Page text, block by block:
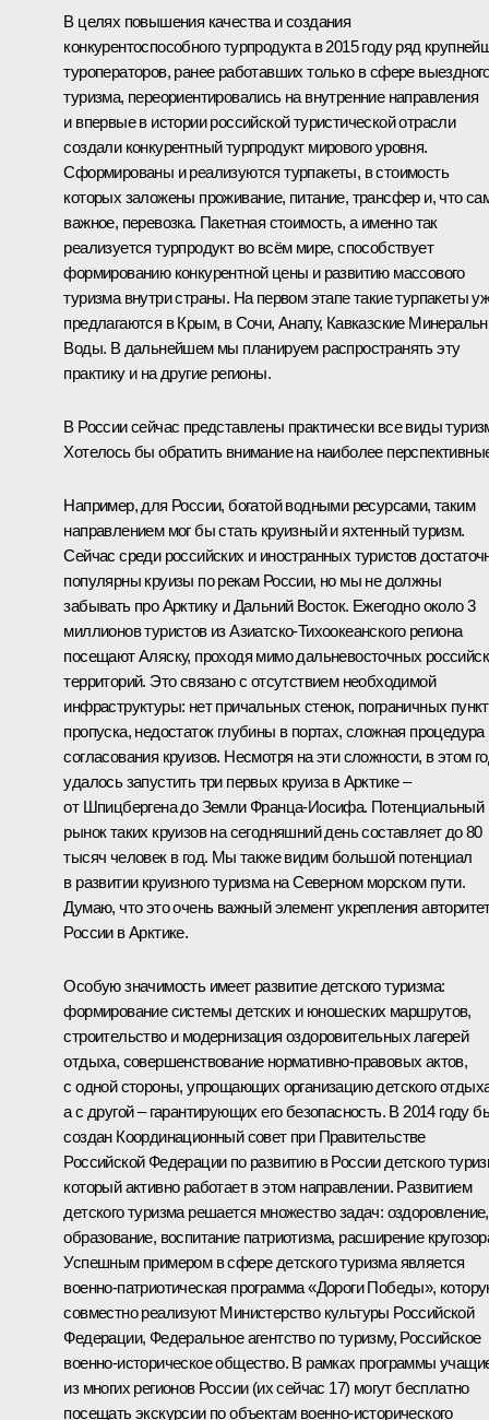
В целях повышения качества и создания
конкурентоспособного турпродукта в 2015 году ряд
туроператоров, ранее работавших только в сфере
туризма, переориентировались на внутренние направления
и впервые в истории российской туристической отрасли
создали конкурентный турпродукт мирового уровня.
Сформированы и реализуются турпакеты, в стоимость
которых заложены проживание, питание, трансфер и, что
важное, перевозка. Пакетная стоимость, а именно так
реализуется турпродукт во всём мире, способствует
формированию конкурентной цены и развитию массового
туризма внутри страны. На первом этапе такие турпакеты
предлагаются в Крым, в Сочи, Анапу, Кавказские
Воды. В дальнейшем мы планируем распространять эту
практику и на другие регионы.
В России сейчас представлены практически все виды
Хотелось бы обратить внимание на наиболее
Например, для России, богатой водными ресурсами, таким
направлением мог бы стать круизный и яхтенный туризм.
Сейчас среди российских и иностранных туристов
популярны круизы по рекам России, но мы не должны
забывать про Арктику и Дальний Восток. Ежегодно около 3
миллионов туристов из Азиатско-Тихоокеанского региона
посещают Аляску, проходя мимо дальневосточных
территорий. Это связано с отсутствием необходимой
инфраструктуры: нет причальных стенок, пограничных
пропуска, недостаток глубины в портах, сложная процедура
согласования круизов. Несмотря на эти сложности, в этом
удалось запустить три первых круиза в Арктике –
от Шпицбергена до Земли Франца-Иосифа. Потенциальный
рынок таких круизов на сегодняшний день составляет до 80
тысяч человек в год. Мы также видим большой потенциал
в развитии круизного туризма на Северном морском пути.
Думаю, что это очень важный элемент укрепления
России в Арктике.
Особую значимость имеет развитие детского туризма:
формирование системы детских и юношеских маршрутов,
строительство и модернизация оздоровительных лагерей
отдыха, совершенствование нормативно-правовых актов,
с одной стороны, упрощающих организацию детского
а с другой – гарантирующих его безопасность. В 2014 году
создан Координационный совет при Правительстве
Российской Федерации по развитию в России детского
который активно работает в этом направлении. Развитием
детского туризма решается множество задач: оздоровление,
образование, воспитание патриотизма, расширение
Успешным примером в сфере детского туризма является
военно-патриотическая программа «Дороги Победы»,
совместно реализуют Министерство культуры Российской
Федерации, Федеральное агентство по туризму, Российское
военно-историческое общество. В рамках программы
из многих регионов России (их сейчас 17) могут бесплатно
посещать экскурсии по объектам военно-исторического